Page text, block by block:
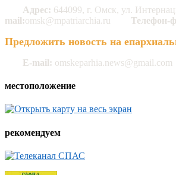
Адрес: 644099, г. Омск, ул.
mail:omsk@mpatriarchia.ru Телефон-
Предложить новость на
E-mail: omskeparhia.news@gmail.com
местоположение
рекомендуем